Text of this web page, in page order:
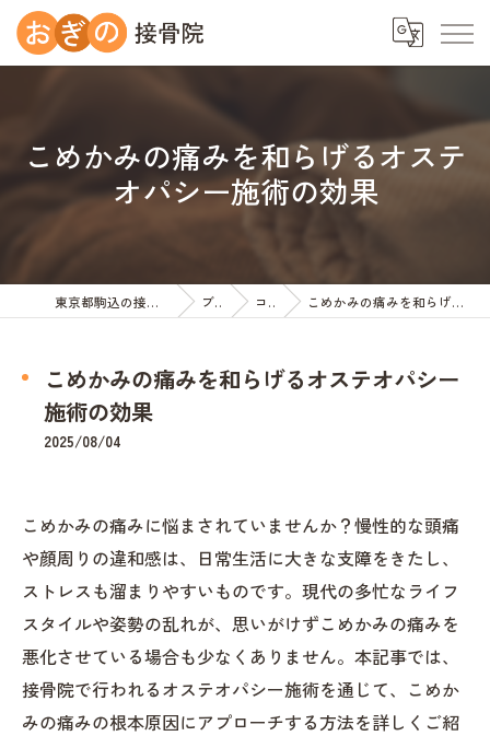
こめかみの痛みを和らげるオステ
オパシー施術の効果
東京都駒込の接骨院ならおぎの接骨院 ブログ コラム こめかみの痛みを和らげるオステオパシー施術の効果
こめかみの痛みを和らげるオステオパシー
施術の効果
2025/08/04
こめかみの痛みに悩まされていませんか？慢性的な頭痛
や顔周りの違和感は、日常生活に大きな支障をきたし、
ストレスも溜まりやすいものです。現代の多忙なライフ
スタイルや姿勢の乱れが、思いがけずこめかみの痛みを
悪化させている場合も少なくありません。本記事では、
接骨院で行われるオステオパシー施術を通じて、こめか
みの痛みの根本原因にアプローチする方法を詳しくご紹